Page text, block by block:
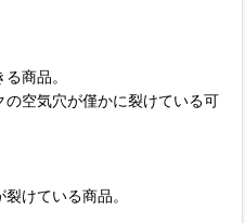
商品。
空気穴が僅かに裂けている可
けている商品。